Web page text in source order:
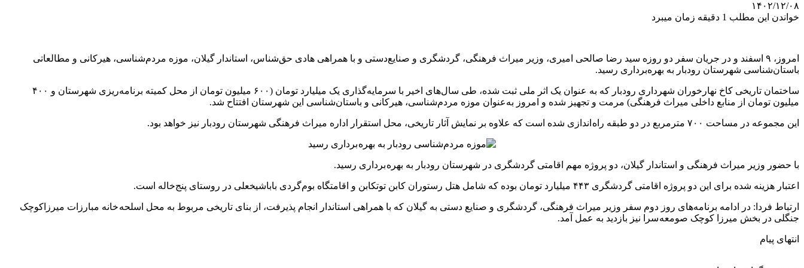
۱۴۰۲/۱۲/۰۸
خواندن این مطلب 1 دقیقه زمان میبرد
امروز، ۹ اسفند و در جریان سفر دو روزه سید رضا صالحی امیری، وزیر میراث فرهنگی، گردشگری و صنایع‌دستی و با همراهی هادی حق‌شناس، استاندار گیلان، موزه مردم‌شناسی، هیرکانی و مطالعاتی
باستان‌شناسی شهرستان رودبار به بهره‌برداری رسید.
ساختمان تاریخی کاخ نهارخوران شهرداری رودبار که به عنوان یک اثر ملی ثبت شده، طی سال‌های اخیر با سرمایه‌گذاری یک میلیارد تومان (۶۰۰ میلیون تومان از محل کمیته برنامه‌ریزی شهرستان و ۴۰۰
میلیون تومان از منابع داخلی میراث فرهنگی) مرمت و تجهیز شده و امروز به‌عنوان موزه مردم‌شناسی، هیرکانی و باستان‌شناسی این شهرستان افتتاح شد.
این مجموعه در مساحت ۷۰۰ مترمربع در دو طبقه راه اندازی شده است که علاوه بر نمایش آثار تاریخی، محل استقرار اداره میراث فرهنگی شهرستان رودبار نیز خواهد بود.
با حضور وزیر میراث فرهنگی و استاندار گیلان، دو پروژه مهم اقامتی گردشگری در شهرستان رودبار به بهره برداری رسید.
اعتبار هزینه شده برای این دو پروژه اقامتی گردشگری ۴۴۳ میلیارد تومان بوده که شامل هتل رستوران کابن توتکابن و اقامتگاه بوم‌گردی باباشیخعلی در روستای پنج‌خاله است.
ارتباط فردا: در ادامه برنامه‌های روز دوم سفر وزیر میراث فرهنگی، گردشگری و صنایع دستی به گیلان که با همراهی استاندار انجام پذیرفت، از بنای تاریخی مربوط به محل اسلحه خانه مبارزات میرزاکوچک
جنگلی در بخش میرزا کوچک صومعه سرا نیز بازدید به عمل آمد.
انتهای پیام